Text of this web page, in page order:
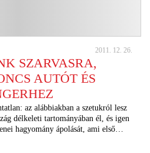
2011. 12. 26.
SZARVASRA,
AUTÓT ÉS
az alábbiakban a szetukról lesz
délkeleti tartományában él, és igen
hagyomány ápolását, ami első…